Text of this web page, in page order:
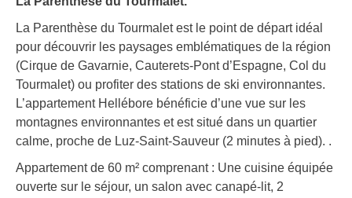
La Parenthèse du Tourmalet est le point de départ idéal
pour découvrir les paysages emblématiques de la région
(Cirque de Gavarnie, Cauterets-Pont d’Espagne, Col du
Tourmalet) ou profiter des stations de ski environnantes.
L’appartement Hellébore bénéficie d’une vue sur les
montagnes environnantes et est situé dans un quartier
calme, proche de Luz-Saint-Sauveur (2 minutes à pied). .
Appartement de 60 m² comprenant : Une cuisine équipée
ouverte sur le séjour, un salon avec canapé-lit, 2